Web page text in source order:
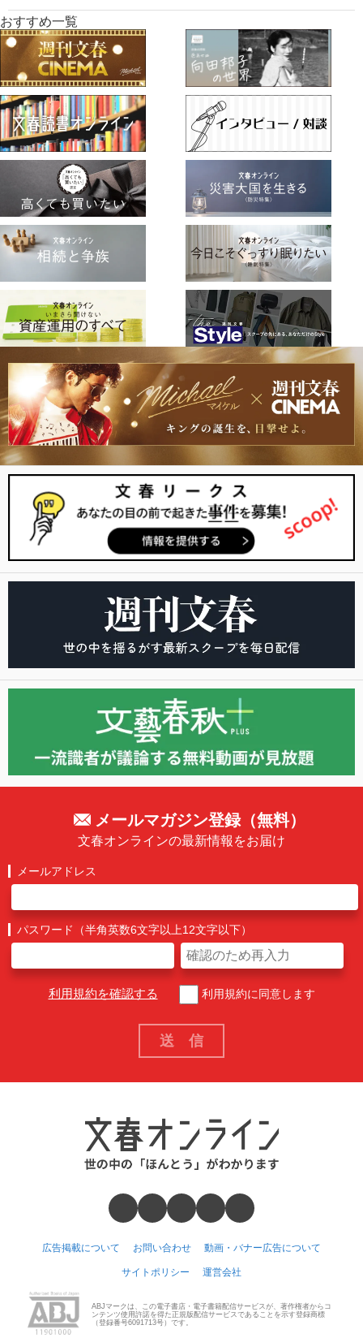
おすすめ一覧
メールマガジン登録（無料）
文春オンラインの最新情報をお届け
メールアドレス
パスワード（半角英数6文字以上12文字以下）
利用規約を確認する 利用規約に同意します
広告掲載について お問い合わせ 動画・バナー広告について
サイトポリシー 運営会社
ABJマークは、この電子書店・電子書籍配信サービスが、著作権者からコ
ンテンツ使用許諾を得た正規版配信サービスであることを示す登録商標
（登録番号6091713号）です。